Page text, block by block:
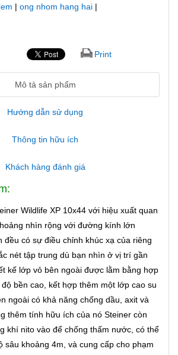
| ong nhom hang hai |
Print
Mô tả sản phẩm
Hướng dẫn sử dụng
Thông tin hữu ích
Khách hàng đánh giá
Wildlife XP 10x44 với hiệu xuất quan
nhìn rộng với đường kính lớn
đều có sự điều chỉnh khúc xạ của riêng
nét tập trung dù bạn nhìn ở vị trí gần
kế lớp vỏ bên ngoài được lằm bằng hợp
bền cao, kết hợp thêm một lớp cao su
ngoài có khả năng chống dầu, axit và
thêm tính hữu ích của nó Steiner còn
khí nito vào để chống thấm nước, có thể
khoảng 4m, và cung cấp cho phạm